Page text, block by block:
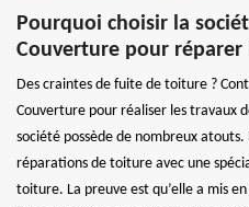
Pourquoi choisir la
Couverture pour
Des craintes de fuite de toiture ?
Couverture pour réaliser les travaux
société possède de nombreux atouts.
réparations de toiture avec une
toiture. La preuve est qu’elle a mis